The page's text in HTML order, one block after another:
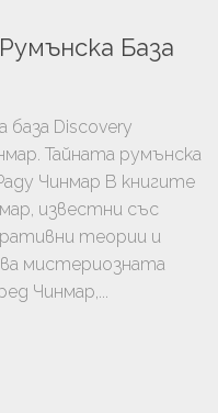
База
Discovery
Тайната румънска
Чинмар В книгите
известни със
теории и
мистериозната
Чинмар,...